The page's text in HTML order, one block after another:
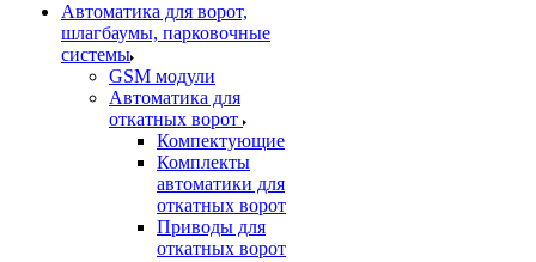
Автоматика для ворот,
шлагбаумы, парковочные
системы
GSM модули
Автоматика для
откатных ворот
Компектующие
Комплекты
автоматики для
откатных ворот
Приводы для
откатных ворот